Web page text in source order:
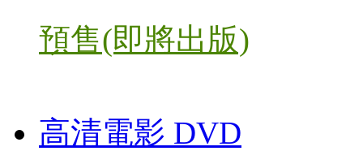
預售(即將出版)
高清電影 DVD